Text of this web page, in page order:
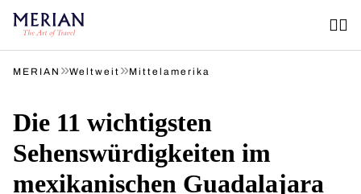
MERIAN »Weltweit »Mittelamerika
Die 11 wichtigsten
Sehenswürdigkeiten im
mexikanischen Guadalajara